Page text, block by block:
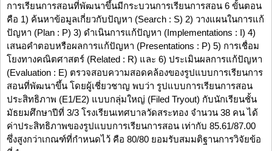
การเรียนการสอนที่พัฒนาขึ้นมีกระบวนการเรียนการสอน 6 ขั้นตอน
คือ 1) ค้นหาข้อมูลเกี่ยวกับปัญหา (Search : S) 2) วางแผนในการแก้
ปัญหา (Plan : P) 3) ดำเนินการแก้ปัญหา (Implementations : I) 4)
เสนอคำตอบหรือผลการแก้ปัญหา (Presentations : P) 5) การเชื่อม
โยงทางคณิตศาสตร์ (Related : R) และ 6) ประเมินผลการแก้ปัญหา
(Evaluation : E) ตรวจสอบความสอดคล้องของรูปแบบการเรียนการ
สอนที่พัฒนาขึ้น โดยผู้เชี่ยวชาญ พบว่า รูปแบบการเรียนการสอน
ประสิทธิภาพ (E1/E2) แบบกลุ่มใหญ่ (Filed Tryout) กับนักเรียนชั้น
มัธยมศึกษาปีที่ 3/3 โรงเรียนเทศบาลวัดสระทอง จำนวน 38 คน ได้
ค่าประสิทธิภาพของรูปแบบการเรียนการสอน เท่ากับ 85.61/87.00
ซึ่งสูงกว่าเกณฑ์ที่กำหนดไว้ คือ 80/80 ยอมรับสมมติฐานการวิจัยข้อ